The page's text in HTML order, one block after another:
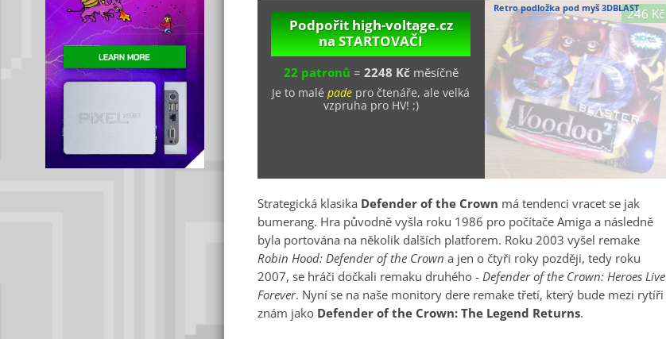
Podpořit high-voltage.cz
na STARTOVAČI
22 patronů = 2248 Kčměsíčně
Je to malépade pro čtenáře, ale velká
vzpruha pro HV! ;)
246 Kč
Retro podložka pod myš 3DBLAST
Strategická klasika Defender of the Crown má tendenci vracet se jak
bumerang. Hra původně vyšla roku 1986 pro počítače Amiga a následně
byla portována na několik dalších platforem. Roku 2003 vyšel remake
Robin Hood: Defender of the Crown a jen o čtyři roky později, tedy roku
2007, se hráči dočkali remaku druhého -Defender of the Crown: Heroes Live
Forever. Nyní se na naše monitory dere remake třetí, který bude mezi rytíři
znám jako Defender of the Crown: The Legend Returns.